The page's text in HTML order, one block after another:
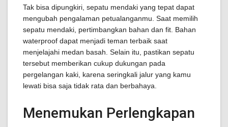
Tak bisa dipungkiri, sepatu mendaki yang tepat dapat
mengubah pengalaman petualanganmu. Saat memilih
sepatu mendaki, pertimbangkan bahan dan fit. Bahan
waterproof dapat menjadi teman terbaik saat
menjelajahi medan basah. Selain itu, pastikan sepatu
tersebut memberikan cukup dukungan pada
pergelangan kaki, karena seringkali jalur yang kamu
lewati bisa saja tidak rata dan berbahaya.
Menemukan Perlengkapan